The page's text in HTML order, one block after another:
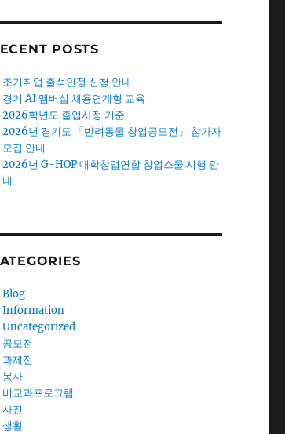
POSTS
조기취업 출석인정 신청 안내
경기 AI 멤버십 채용연계형 교육
2026학년도 졸업사정 기준
2026년 경기도 「반려동물 창업공모전」 참가자
모집 안내
2026년 G-HOP 대학창업연합 창업스쿨 시행 안
내
Blog
Information
Uncategorized
공모전
과제전
봉사
비교과프로그램
사진
생활